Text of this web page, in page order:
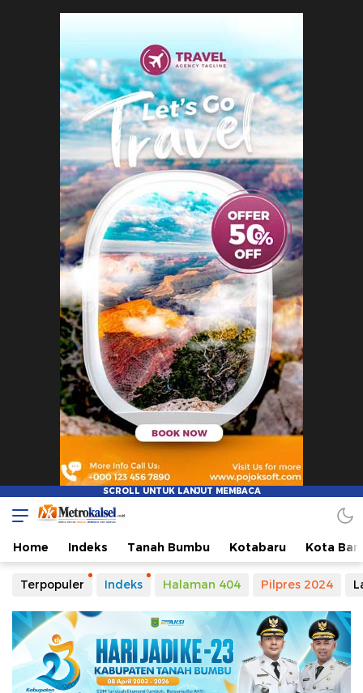
Metro Kalsel
Media Online Terkini, Faktual dan Mendidik
Home Indeks Tanah Bumbu Kotabaru Kota
Terpopuler Indeks Halaman 404 Pilpres 2024